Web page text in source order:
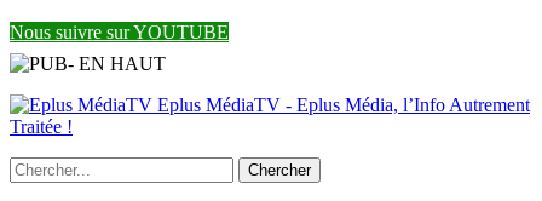
Nous suivre sur YOUTUBE
Eplus MédiaTV - Eplus Média, l’Info Autrement
Traitée !